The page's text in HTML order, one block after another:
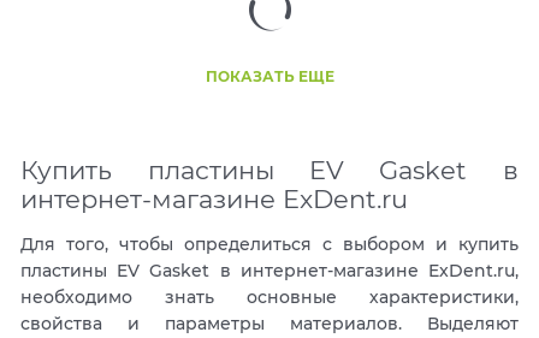
ПОКАЗАТЬ ЕЩЕ
Купить пластины EV Gasket в
интернет-магазине ExDent.ru
Для того, чтобы определиться с выбором и купить
пластины EV Gasket в интернет-магазине ExDent.ru,
необходимо знать основные характеристики,
свойства и параметры материалов. Выделяют